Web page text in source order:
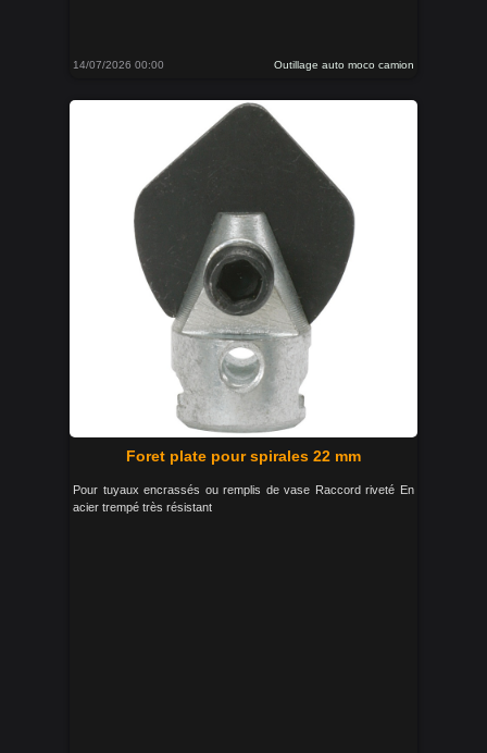
14/07/2026 00:00 Outillage auto moco camion
Foret plate pour spirales 22 mm
Pour tuyaux encrassés ou remplis de vase Raccord riveté En
acier trempé très résistant